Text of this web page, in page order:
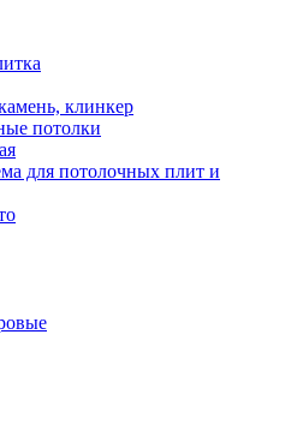
клинкер
потолки
для потолочных плит и